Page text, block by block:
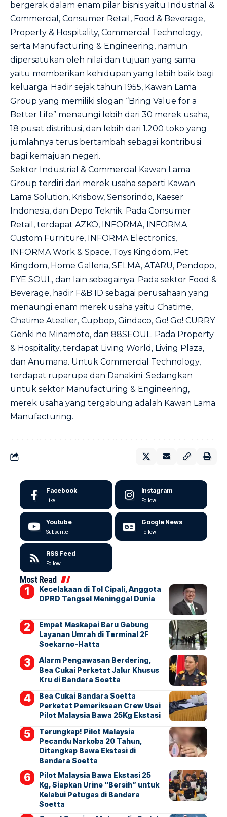
bergerak dalam enam pilar bisnis yaitu Industrial &
Commercial, Consumer Retail, Food & Beverage,
Property & Hospitality, Commercial Technology,
serta Manufacturing & Engineering, namun
dipersatukan oleh nilai dan tujuan yang sama
yaitu memberikan kehidupan yang lebih baik bagi
keluarga. Hadir sejak tahun 1955, Kawan Lama
Group yang memiliki slogan “Bring Value for a
Better Life” menaungi lebih dari 30 merek usaha,
18 pusat distribusi, dan lebih dari 1.200 toko yang
jumlahnya terus bertambah sebagai kontribusi
bagi kemajuan negeri.
Sektor Industrial & Commercial Kawan Lama
Group terdiri dari merek usaha seperti Kawan
Lama Solution, Krisbow, Sensorindo, Kaeser
Indonesia, dan Depo Teknik. Pada Consumer
Retail, terdapat AZKO, INFORMA, INFORMA
Custom Furniture, INFORMA Electronics,
INFORMA Work & Space, Toys Kingdom, Pet
Kingdom, Home Galleria, SELMA, ATARU, Pendopo,
EYE SOUL, dan lain sebagainya. Pada sektor Food &
Beverage, hadir F&B ID sebagai perusahaan yang
menaungi enam merek usaha yaitu Chatime,
Chatime Atealier, Cupbop, Gindaco, Go! Go! CURRY
Genki no Minamoto, dan 88SEOUL. Pada Property
& Hospitality, terdapat Living World, Living Plaza,
dan Anumana. Untuk Commercial Technology,
terdapat ruparupa dan Danakini. Sedangkan
untuk sektor Manufacturing & Engineering,
merek usaha yang tergabung adalah Kawan Lama
Manufacturing.
Facebook
Like
Instagram
Follow
Youtube
Subscribe
Google News
Follow
RSS Feed
Follow
Most Read
Kecelakaan di Tol Cipali, Anggota
DPRD Tangsel Meninggal Dunia
Empat Maskapai Baru Gabung
Layanan Umrah di Terminal 2F
Soekarno-Hatta
Alarm Pengawasan Berdering,
Bea Cukai Perketat Jalur Khusus
Kru di Bandara Soetta
Bea Cukai Bandara Soetta
Perketat Pemeriksaan Crew Usai
Pilot Malaysia Bawa 25Kg Ekstasi
Terungkap! Pilot Malaysia
Pecandu Narkoba 20 Tahun,
Ditangkap Bawa Ekstasi di
Bandara Soetta
Pilot Malaysia Bawa Ekstasi 25
Kg, Siapkan Urine “Bersih” untuk
Kelabui Petugas di Bandara
Soetta